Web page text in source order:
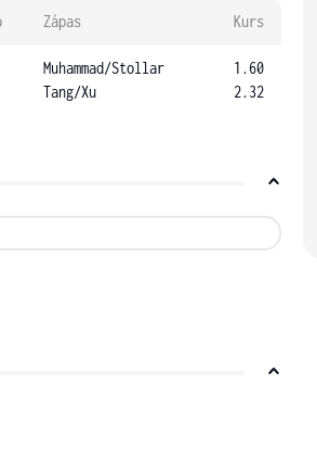
Zápas Kurs
Muhammad/Stollar
Tang/Xu
1.60
2.32